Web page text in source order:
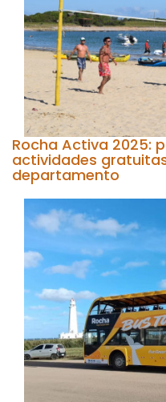
Rocha Activa 2025:
actividades
departamento